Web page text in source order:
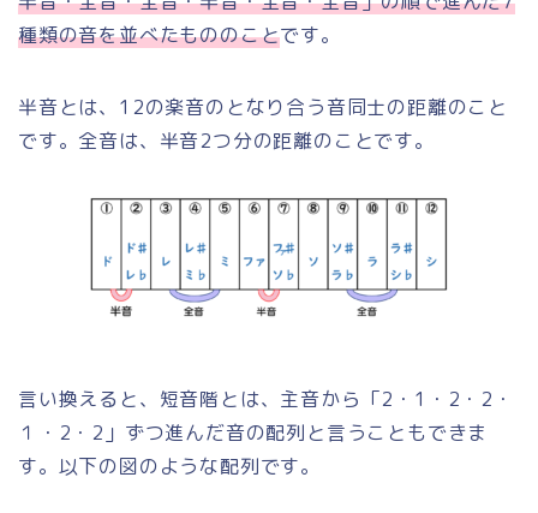
種類の音を並べたもののことです。
半音とは、12の楽音のとなり合う音同士の距離のこと
です。全音は、半音2つ分の距離のことです。
言い換えると、短音階とは、主音から「2・1・2・2・
１・2・2」ずつ進んだ音の配列と言うこともできま
す。以下の図のような配列です。